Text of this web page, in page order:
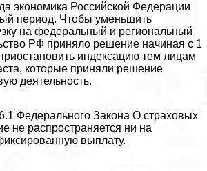
экономика Российской Федерации
период. Чтобы уменьшить
на федеральный и региональный
РФ приняло решение начиная с 1
индексацию тем лицам
которые приняли решение
деятельность.
Федерального Закона О страховых
не распространяется ни на
выплату.